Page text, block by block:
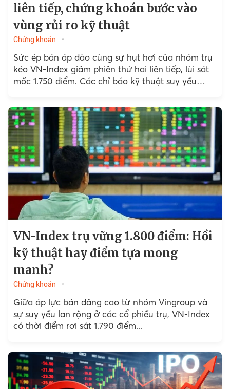
liên tiếp, chứng khoán bước vào
vùng rủi ro kỹ thuật
Chứng khoán
Sức ép bán áp đảo cùng sự hụt hơi của nhóm trụ
kéo VN-Index giảm phiên thứ hai liên tiếp, lùi sát
mốc 1.750 điểm. Các chỉ báo kỹ thuật suy yếu
VN-Index trụ vững 1.800 điểm: Hồi
kỹ thuật hay điểm tựa mong
manh?
Chứng khoán
Giữa áp lực bán dâng cao từ nhóm Vingroup và
sự suy yếu lan rộng ở các cổ phiếu trụ, VN-Index
có thời điểm rơi sát 1.790 điểm...